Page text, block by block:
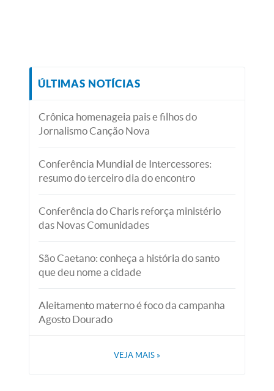
ÚLTIMAS NOTÍCIAS
Crônica homenageia pais e filhos do
Jornalismo Canção Nova
Conferência Mundial de Intercessores:
resumo do terceiro dia do encontro
Conferência do Charis reforça ministério
das Novas Comunidades
São Caetano: conheça a história do santo
que deu nome a cidade
Aleitamento materno é foco da campanha
Agosto Dourado
VEJA MAIS »